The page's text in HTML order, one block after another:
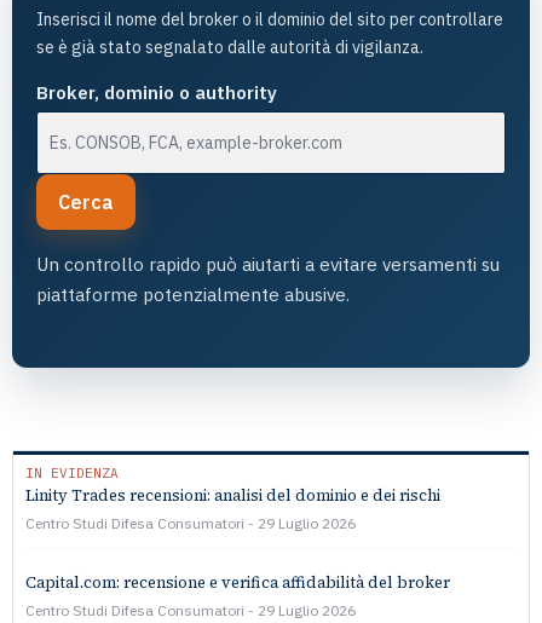
Inserisci il nome del broker o il dominio del sito per controllare
se è già stato segnalato dalle autorità di vigilanza.
Broker, dominio o authority
Cerca
Un controllo rapido può aiutarti a evitare versamenti su
piattaforme potenzialmente abusive.
IN EVIDENZA
Linity Trades recensioni: analisi del dominio e dei rischi
Centro Studi Difesa Consumatori 29 Luglio 2026
Capital.com: recensione e verifica affidabilità del broker
Centro Studi Difesa Consumatori 29 Luglio 2026